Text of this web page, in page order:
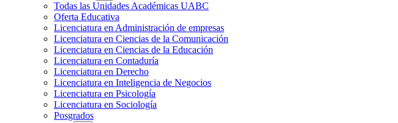
Todas las Unidades Académicas UABC
Oferta Educativa
Licenciatura en Administración de empresas
Licenciatura en Ciencias de la Comunicación
Licenciatura en Ciencias de la Educación
Licenciatura en Contaduría
Licenciatura en Derecho
Licenciatura en Inteligencia de Negocios
Licenciatura en Psicología
Licenciatura en Sociología
Posgrados